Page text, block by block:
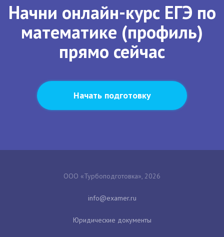
Начни онлайн-курс ЕГЭ по
математике (профиль)
прямо сейчас
Начать подготовку
ООО «Турбоподготовка», 2026
Юридические документы